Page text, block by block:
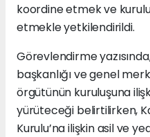
koordine etmek ve
etmekle yetkilendirildi.
Görevlendirme
başkanlığı ve genel
örgütünün kuruluşuna
yürüteceği belirtilirken,
Kurulu’na ilişkin asil ve